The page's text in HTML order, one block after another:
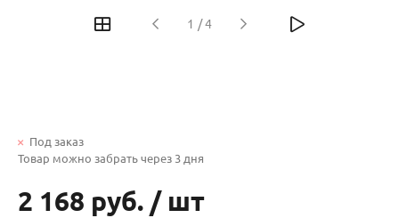
1 / 4
Под заказ
Товар можно забрать через 3 дня
2 168 руб. / шт